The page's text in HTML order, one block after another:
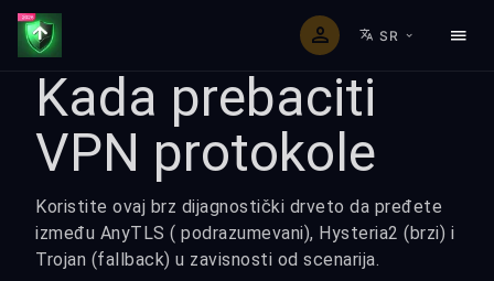
SR
Kada prebaciti
VPN protokole
Koristite ovaj brz dijagnostički drveto da pređete
između AnyTLS ( podrazumevani), Hysteria2 (brzi) i
Trojan (fallback) u zavisnosti od scenarija.